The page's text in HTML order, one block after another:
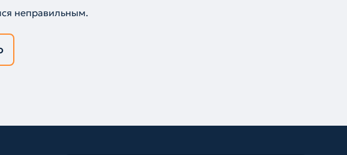
неправильным.